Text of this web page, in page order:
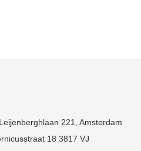
221, Amsterdam
18 3817 VJ